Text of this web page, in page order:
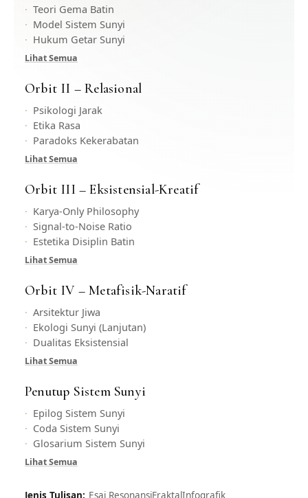
Teori Gema Batin
Model Sistem Sunyi
Hukum Getar Sunyi
Lihat Semua
Orbit II – Relasional
Psikologi Jarak
Etika Rasa
Paradoks Kekerabatan
Lihat Semua
Orbit III – Eksistensial-Kreatif
Karya-Only Philosophy
Signal-to-Noise Ratio
Estetika Disiplin Batin
Lihat Semua
Orbit IV – Metafisik-Naratif
Arsitektur Jiwa
Ekologi Sunyi (Lanjutan)
Dualitas Eksistensial
Lihat Semua
Penutup Sistem Sunyi
Epilog Sistem Sunyi
Coda Sistem Sunyi
Glosarium Sistem Sunyi
Lihat Semua
Jenis Tulisan: Esai ResonansiFraktalInfografik